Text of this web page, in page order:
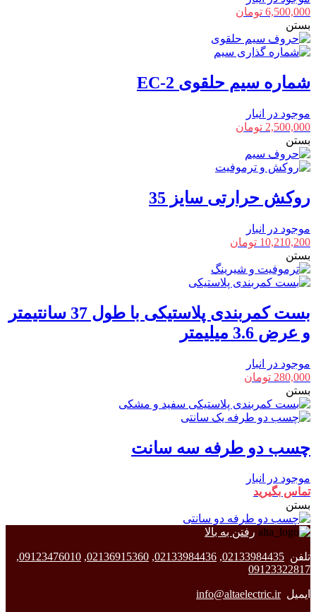
6,500,000 تومان
بستن
شماره سیم حلقوی EC-2
موجود در انبار
2,500,000 تومان
بستن
روکش حرارتی سایز 35
موجود در انبار
10,210,200 تومان
بستن
بست کمربندی پلاستیکی با طول 37 سانتیمتر
و عرض 3.6 میلیمتر
موجود در انبار
280,000 تومان
بستن
چسب دو طرفه سه سانت
موجود در انبار
تماس بگیرید
بستن
رفتن به بالا
تلفن 02133984435
,
02133984436
,
02136915360
,
09123476010
,
09123322817
ایمیلinfo@altaelectric.ir